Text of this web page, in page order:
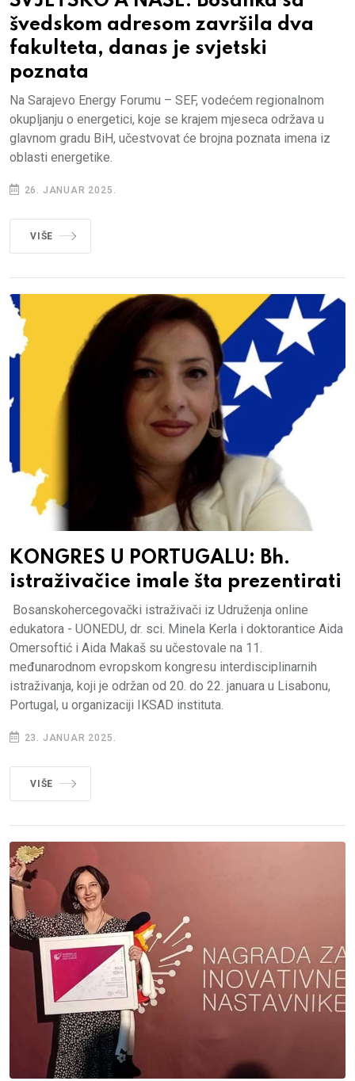
švedskom adresom završila dva
fakulteta, danas je svjetski
poznata
Na Sarajevo Energy Forumu – SEF, vodećem regionalnom
okupljanju o energetici, koje se krajem mjeseca održava u
glavnom gradu BiH, učestvovat će brojna poznata imena iz
oblasti energetike.
26. JANUAR 2025.
VIŠE
KONGRES U PORTUGALU: Bh.
istraživačice imale šta prezentirati
Bosanskohercegovački istraživači iz Udruženja online
edukatora - UONEDU, dr. sci. Minela Kerla i doktorantice Aida
Omersoftić i Aida Makaš su učestovale na 11.
međunarodnom evropskom kongresu interdisciplinarnih
istraživanja, koji je održan od 20. do 22. januara u Lisabonu,
Portugal, u organizaciji IKSAD instituta.
23. JANUAR 2025.
VIŠE